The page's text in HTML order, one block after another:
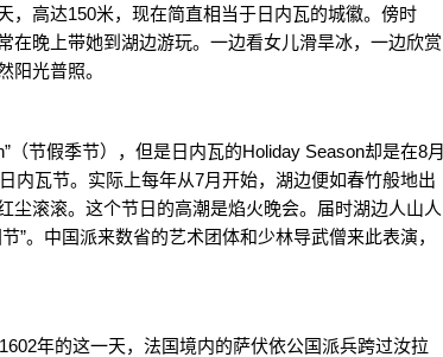
高达150米，现在简直相当于日内瓦的城徽。傍时
在晚上带她到湖边游玩。一边看女儿滑旱冰，一边欣赏
阳光普照。
节假季节），但是日内瓦的Holiday Season却是在8月
内瓦节。实际上每年从7月开始，湖边便如春竹般地出
滚滚。这个节日的高潮是焰火晚会。届时湖边人山人
”。中国派来数省的艺术团体和少林导武僧来此表演，
年的这一天，法国境内的萨伏依公国派兵跨过汝拉